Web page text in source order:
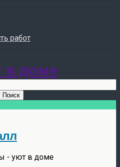
работ
в доме
- уют в доме